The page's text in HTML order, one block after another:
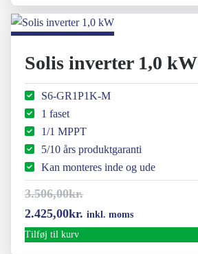
var:
er:
Solis inverter 1,0 kW
S6-GR1P1K-M
1 faset
1/1 MPPT
5/10 års produktgaranti
Kan monteres inde og ude
3.506,00kr.
Den
oprindelige
2.425,00kr. Den
inkl. moms
Tilføj til kurv